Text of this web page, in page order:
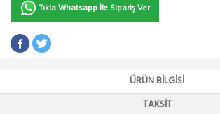
Tıkla Whatsapp İle Sipariş Ver
ÜRÜN BILGISI
TAKSIT